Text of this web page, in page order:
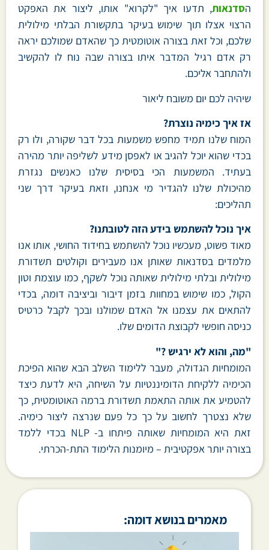
הסדנאות, תדעו איך "לקרוא" אותו, ליצור את האפקט
הרצוי אצלו תוך שימוש בעיקר בתקשורת הבלתי מילולית
שלכם, וכל זאת בצורה אוטומטית כך שהאדם שמולכם יראה
רק אדם רגיל המדבר איתו בצורה שבה נוח לו להקשיב
ולהתחבר אליכם.
שיהיה לכם יום משובח ליאור
אז איך כימיה נוצרת?
המוח שלנו תמיד מחפש משמעות בכל דבר שקורה, ולו רק
בכדי שהוא יוכל להגיב או לאפסן מידע לשליפה יותר מהירה
בעתיד. המשמעות הכי בסיסית שלנו כאנשים נגזרת
מהיכולת שלנו להגדיר מי אנחנו, וזאת בעיקר דרך שני
תהליכים:
איך נוכל להשתמש בידע הזה לטובתנו?
מאוד פשוט, מעכשיו נוכל להשתמש בחידוד החושי, אותו אנו
מלמדים בסדנאות שאותן אנו מעבירים וקולטים תשדורת
מילולית ובלתי מילולית שאותה נוכל לשקף, כמו עוצמת וטון
הקול, כמו שימוש במחוות בזמן דיבור וביציבה דומה, בכדי
להתאים את עצמנו אל האדם שמולנו ובכך לקבל כרטיס
כניסה חופשי לקבוצת הדומים שלו.
"מה, והוא לא ירגיש ?"
המומחיות הגדולה, מעבר ללימוד השלב הבא שהוא הפיכת
הכימיה ללקיחת הדומיננטיות על השיחה, היא לדעת כיצד
להטמיע את אותה התאמת תשדורת ברמה האוטומטית, כך
שלא נצטרך לחשוב על כך כל פעם שנרצה ליצור כימיה.
זאת היא המומחיות שאותה פיתחו ב- NLP בכדי ללמד
בצורה יותר אפקטיבית – מיומנות הלימוד התת-הכרתי.
מאמרים בנושא דומה: